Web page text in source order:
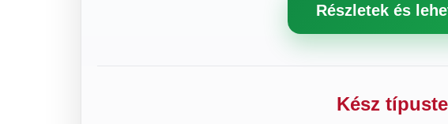
Részletek és
Kész